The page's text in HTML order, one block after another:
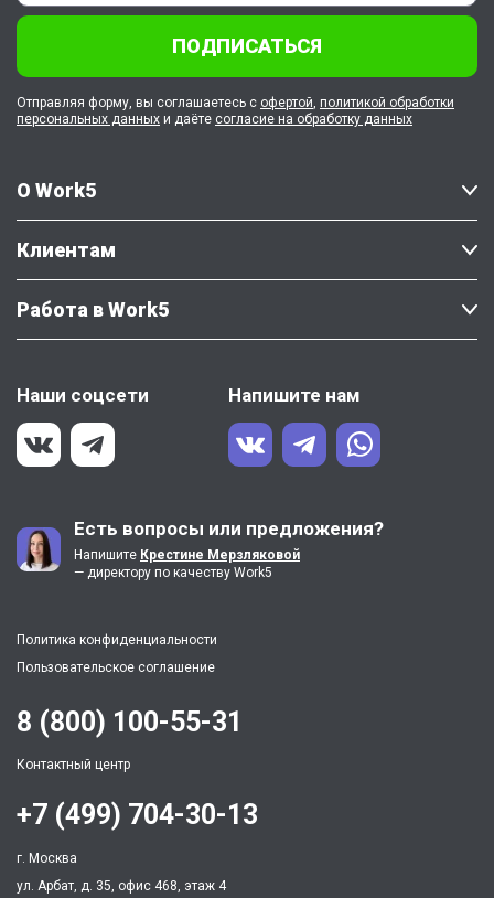
О Work5
Клиентам
Работа в Work5
Наши соцсети Напишите нам
Есть вопросы или предложения?
Напишите Крестине Мерзляковой
— директору по качеству Work5
Политика конфиденциальности
Пользовательское соглашение
ПОДПИСАТЬСЯ
Отправляя форму, вы соглашаетесь с офертой, политикой обработки
персональных данных и даёте согласие на обработку данных
8 (800) 100-55-31
Контактный центр
+7 (499) 704-30-13
г. Москва
ул. Арбат, д. 35, офис 468, этаж 4